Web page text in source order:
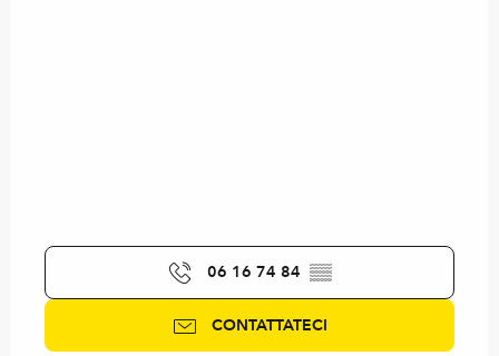
06 16 74 84 ▒▒
CONTATTATECI